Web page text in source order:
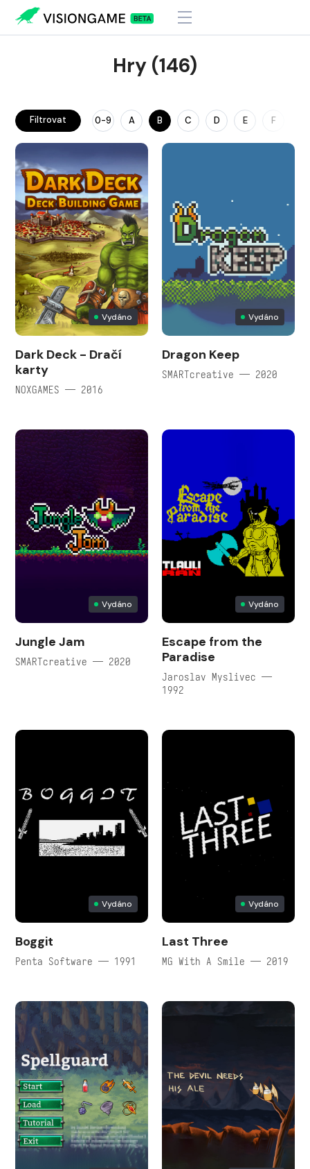
Hry (146)
Filtrovat 0-9 A B C D E F
Vydáno
Dark Deck - Dračí
karty
NOXGAMES — 2016
Vydáno
Dragon Keep
SMARTcreative — 2020
Vydáno
Jungle Jam
SMARTcreative — 2020
Vydáno
Escape from the
Paradise
Jaroslav Myslivec —
1992
Vydáno
Boggit
Penta Software — 1991
Vydáno
Last Three
MG With A Smile — 2019